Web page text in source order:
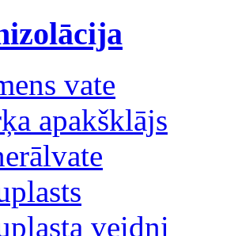
vate
apakšklājs
veidņi